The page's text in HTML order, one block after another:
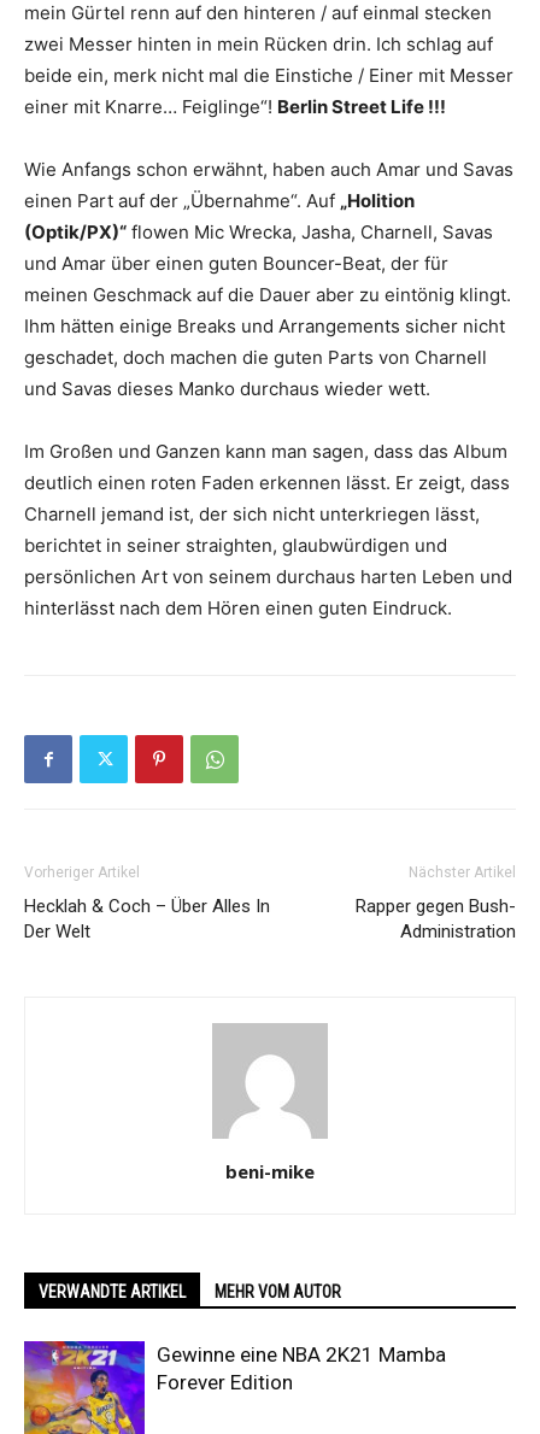
mein Gürtel renn auf den hinteren / auf einmal stecken
zwei Messer hinten in mein Rücken drin. Ich schlag auf
beide ein, merk nicht mal die Einstiche / Einer mit Messer
einer mit Knarre… Feiglinge“! Berlin Street Life !!!
Wie Anfangs schon erwähnt, haben auch Amar und Savas
einen Part auf der „Übernahme“. Auf „Holition
(Optik/PX)“ flowen Mic Wrecka, Jasha, Charnell, Savas
und Amar über einen guten Bouncer-Beat, der für
meinen Geschmack auf die Dauer aber zu eintönig klingt.
Ihm hätten einige Breaks und Arrangements sicher nicht
geschadet, doch machen die guten Parts von Charnell
und Savas dieses Manko durchaus wieder wett.
Im Großen und Ganzen kann man sagen, dass das Album
deutlich einen roten Faden erkennen lässt. Er zeigt, dass
Charnell jemand ist, der sich nicht unterkriegen lässt,
berichtet in seiner straighten, glaubwürdigen und
persönlichen Art von seinem durchaus harten Leben und
hinterlässt nach dem Hören einen guten Eindruck.
Vorheriger Artikel
Hecklah & Coch – Über Alles In
Der Welt
Nächster Artikel
Rapper gegen Bush-
Administration
beni-mike
VERWANDTE ARTIKEL MEHR VOM AUTOR
Gewinne eine NBA 2K21 Mamba
Forever Edition